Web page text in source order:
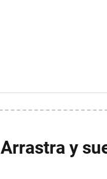
Arrastra y